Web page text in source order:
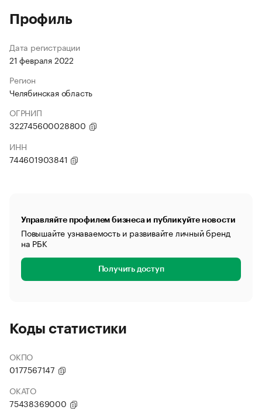
Профиль
Дата регистрации
21 февраля 2022
Регион
Челябинская область
ОГРНИП
322745600028800
ИНН
744601903841
Управляйте профилем бизнеса и публикуйте новости
Повышайте узнаваемость и развивайте личный бренд
на РБК
Получить доступ
Коды статистики
ОКПО
0177567147
ОКАТО
75438369000